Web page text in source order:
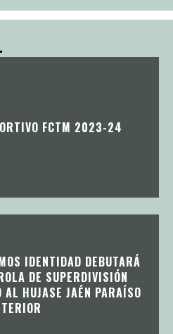
FCTM 2023-24
IDENTIDAD DEBUTARÁ
DE SUPERDIVISIÓN
AL HUJASE JAÉN PARAÍSO